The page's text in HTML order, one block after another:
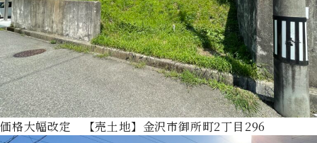
価格大幅改定 【売土地】金沢市御所町2丁目296